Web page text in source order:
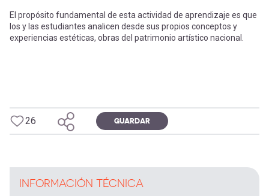
El propósito fundamental de esta actividad de aprendizaje es que
los y las estudiantes analicen desde sus propios conceptos y
experiencias estéticas, obras del patrimonio artístico nacional.
26 GUARDAR
INFORMACIÓN TÉCNICA